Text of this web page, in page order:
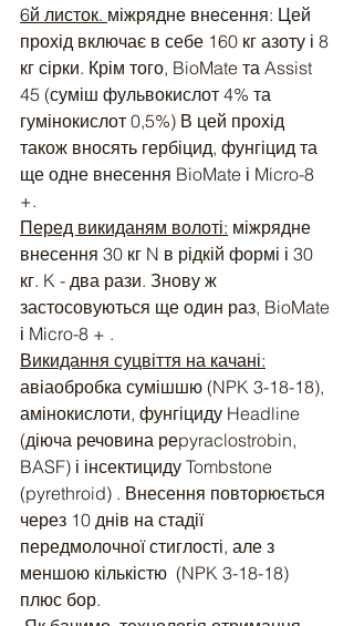
6й листок. міжрядне внесення: Цей
прохід включає в себе 160 кг азоту і 8
кг сірки. Крім того, BioMate та Assist
45 (суміш фульвокислот 4% та
гумінокислот 0,5%) В цей прохід
також вносять гербіцид, фунгіцид та
ще одне внесення BioMate і Micro-8
+.
Перед викиданям волоті: міжрядне
внесення 30 кг N в рідкій формі і 30
кг. K - два рази. Знову ж
застосовуються ще один раз, BioMate
і Micro-8 + .
Викидання суцвіття на качані:
авіаобробка сумішшю (NPK 3-18-18),
амінокислоти, фунгіциду Headline
(діюча речовина реpyraclostrobin,
BASF) і інсектициду Tombstone
(pyrethroid) . Внесення повторюється
через 10 днів на стадії
передмолочної стиглості, але з
меншою кількістю  (NPK 3-18-18)
плюс бор.